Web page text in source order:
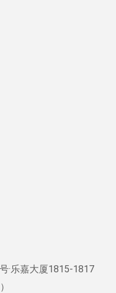
·乐嘉大厦1815-1817